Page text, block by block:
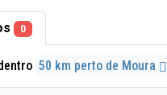
0
50 km perto de Moura